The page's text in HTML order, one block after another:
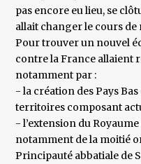
pas encore eu lieu, se
allait changer le cours
Pour trouver un nouvel
contre la France allaient
notamment par :
- la création des Pays
territoires composant
- l’extension du
notamment de la moitié
Principauté abbatiale de